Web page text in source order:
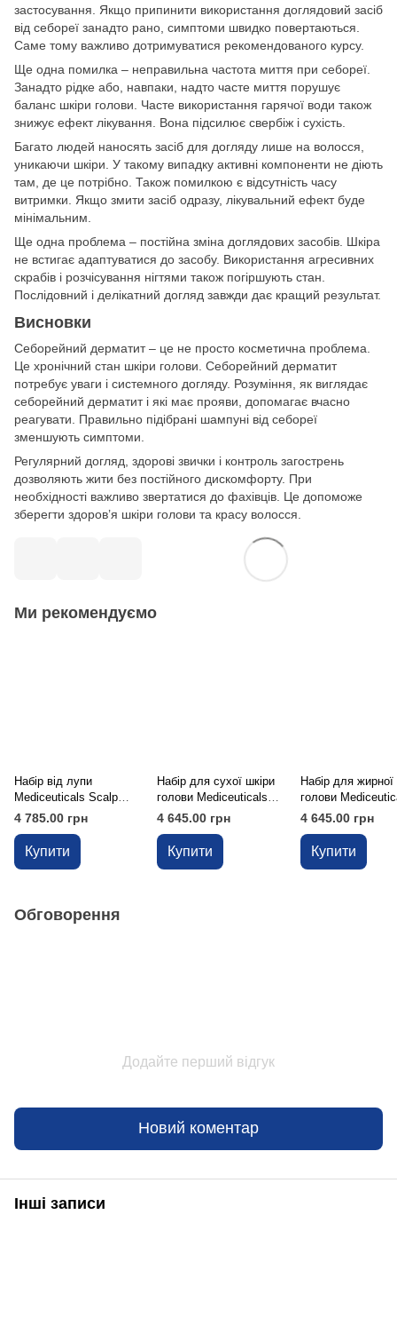
застосування. Якщо припинити використання доглядовий засіб
від себореї занадто рано, симптоми швидко повертаються.
Саме тому важливо дотримуватися рекомендованого курсу.
Ще одна помилка – неправильна частота миття при себореї.
Занадто рідке або, навпаки, надто часте миття порушує
баланс шкіри голови. Часте використання гарячої води також
знижує ефект лікування. Вона підсилює свербіж і сухість.
Багато людей наносять засіб для догляду лише на волосся,
уникаючи шкіри. У такому випадку активні компоненти не діють
там, де це потрібно. Також помилкою є відсутність часу
витримки. Якщо змити засіб одразу, лікувальний ефект буде
мінімальним.
Ще одна проблема – постійна зміна доглядових засобів. Шкіра
не встигає адаптуватися до засобу. Використання агресивних
скрабів і розчісування нігтями також погіршують стан.
Послідовний і делікатний догляд завжди дає кращий результат.
Висновки
Себорейний дерматит – це не просто косметична проблема.
Це хронічний стан шкіри голови. Себорейний дерматит
потребує уваги і системного догляду. Розуміння, як виглядає
себорейний дерматит і які має прояви, допомагає вчасно
реагувати. Правильно підібрані шампуні від себореї
зменшують симптоми.
Регулярний догляд, здорові звички і контроль загострень
дозволяють жити без постійного дискомфорту. При
необхідності важливо звертатися до фахівців. Це допоможе
зберегти здоров’я шкіри голови та красу волосся.
Ми рекомендуємо
Набір від лупи
Mediceuticals Scalp
Treatment Kit Dandruff
4 785.00 грн
Купити
Набір для сухої шкіри
голови Mediceuticals
Scalp Treatment Kit Dry
4 645.00 грн
Купити
Набір для жирної
голови
Scalp Treatment
4 645.00 грн
Купити
Обговорення
Додайте перший відгук
Новий коментар
Інші записи